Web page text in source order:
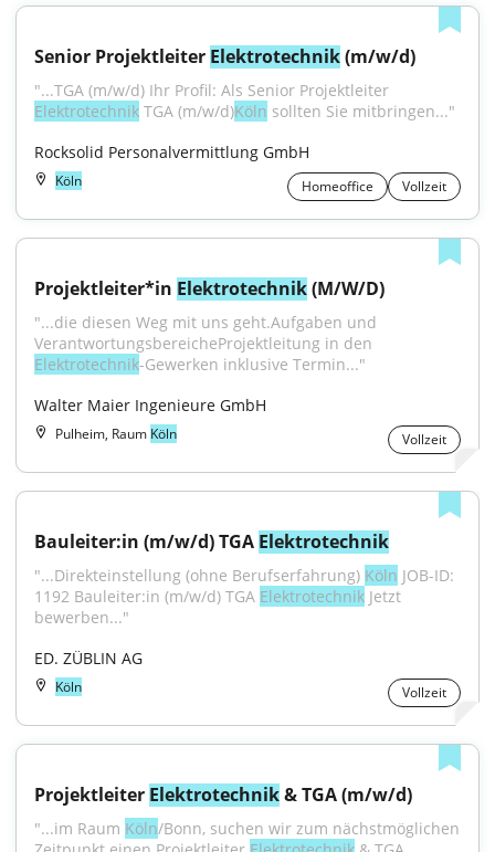
Senior Projektleiter Elektrotechnik (m/w/d)
Elektrotechnik TGA (m/w/d)Köln sollten Sie mitbringen..."
Rocksolid Personalvermittlung GmbH
Köln Homeoffice Vollzeit
Projektleiter*in Elektrotechnik (M/W/D)
"...die diesen Weg mit uns geht.Aufgaben und
Elektrotechnik-Gewerken inklusive Termin..."
Walter Maier Ingenieure GmbH
Pulheim, Raum Köln Vollzeit
Bauleiter:in (m/w/d) TGA Elektrotechnik
"...Direkteinstellung (ohne Berufserfahrung) Köln JOB-ID:
1192 Bauleiter:in (m/w/d) TGA Elektrotechnik Jetzt
bewerben..."
ED. ZÜBLIN AG
Köln Vollzeit
Projektleiter Elektrotechnik & TGA (m/w/d)
"...im Raum Köln/Bonn, suchen wir zum nächstmöglichen